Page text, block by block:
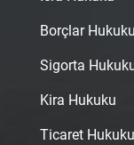
Borçlar Hukuku
Sigorta
Kira Hukuku
Ticaret Hukuku